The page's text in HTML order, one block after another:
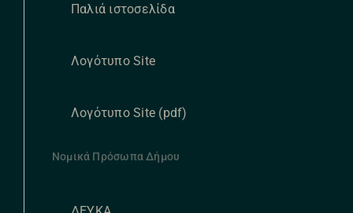
Παλιά ιστοσελίδα
Λογότυπο Site
Λογότυπο Site (pdf)
Νομικά Πρόσωπα Δήμου